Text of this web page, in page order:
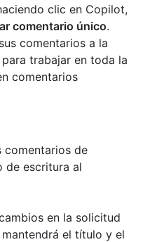
clic en Copilot,
comentario único.
comentarios a la
trabajar en toda la
comentarios
comentarios de
de escritura al
en la solicitud
el título y el